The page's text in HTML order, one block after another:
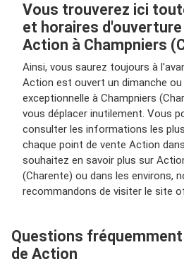
Vous trouverez ici
et horaires
Action à Champniers
Ainsi, vous saurez toujours à
Action est ouvert un dimanche
exceptionnelle à Champniers
vous déplacer inutilement. Vous
consulter les informations les
chaque point de vente Action
souhaitez en savoir plus sur
(Charente) ou dans les environs,
recommandons de visiter le site
Questions
de Action